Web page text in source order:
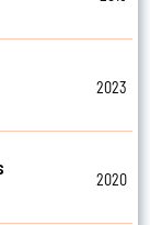
2023
2020